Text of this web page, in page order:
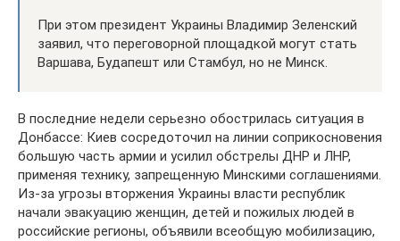
При этом президент Украины Владимир Зеленский
заявил, что переговорной площадкой могут стать
Варшава, Будапешт или Стамбул, но не Минск.
В последние недели серьезно обострилась ситуация в
Донбассе: Киев сосредоточил на линии соприкосновения
большую часть армии и усилил обстрелы ДНР и ЛНР,
применяя технику, запрещенную Минскими соглашениями.
Из-за угрозы вторжения Украины власти республик
начали эвакуацию женщин, детей и пожилых людей в
российские регионы, объявили всеобщую мобилизацию,